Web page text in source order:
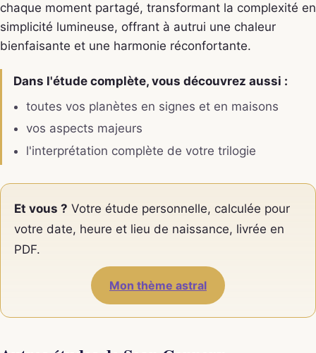
chaque moment partagé, transformant la complexité en
simplicité lumineuse, offrant à autrui une chaleur
bienfaisante et une harmonie réconfortante.
Dans l'étude complète, vous découvrez aussi :
toutes vos planètes en signes et en maisons
vos aspects majeurs
l'interprétation complète de votre trilogie
Et vous ? Votre étude personnelle, calculée pour
votre date, heure et lieu de naissance, livrée en
PDF.
Mon thème astral